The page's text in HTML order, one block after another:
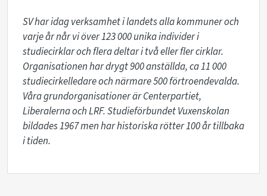
SV har idag verksamhet i landets alla kommuner och
varje år når vi över 123 000 unika individer i
studiecirklar och flera deltar i två eller fler cirklar.
Organisationen har drygt 900 anställda, ca 11 000
studiecirkelledare och närmare 500 förtroendevalda.
Våra grundorganisationer är Centerpartiet,
Liberalerna och LRF. Studieförbundet Vuxenskolan
bildades 1967 men har historiska rötter 100 år tillbaka
i tiden.